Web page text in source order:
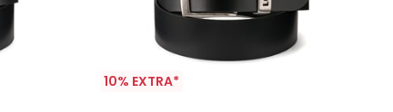
10% EXTRA*